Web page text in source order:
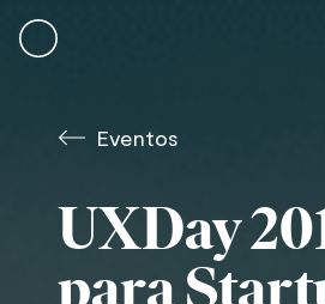
Eventos
UXDay
para